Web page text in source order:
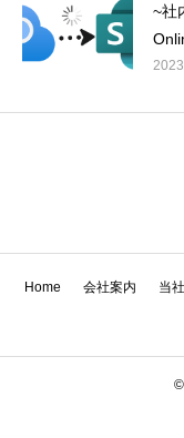
~社
Home 会社案内 当
©